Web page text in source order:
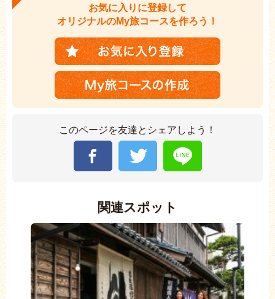
お気に入りに登録して
オリジナルのMy旅コースを作ろう！
このページを友達とシェアしよう！
関連スポット